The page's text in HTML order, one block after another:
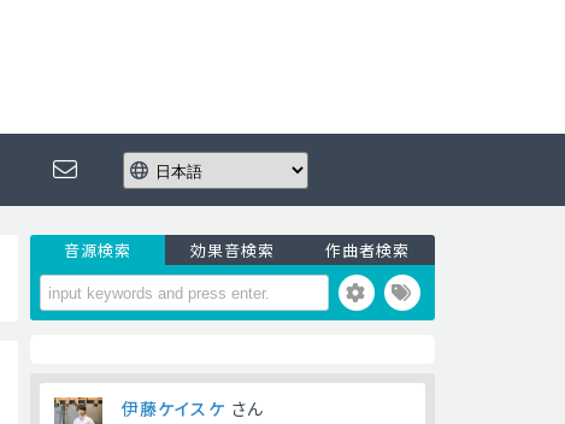
音源検索 効果音検索 作曲者検索
伊藤ケイスケ さん